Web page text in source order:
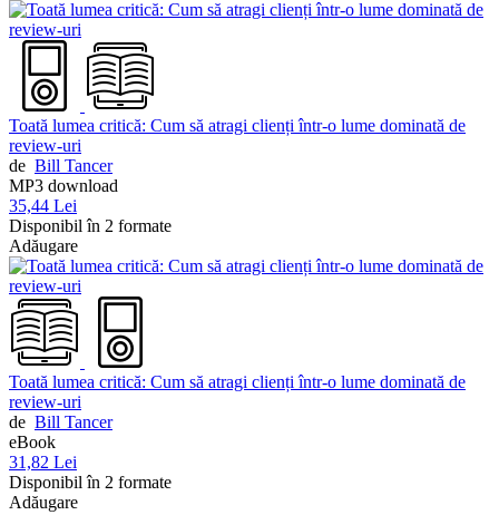
Toată lumea critică: Cum să atragi clienți într-o lume dominată de
review-uri
de Bill Tancer
MP3 download
35,44 Lei
Disponibil în 2 formate
Adăugare
Toată lumea critică: Cum să atragi clienți într-o lume dominată de
review-uri
de Bill Tancer
eBook
31,82 Lei
Disponibil în 2 formate
Adăugare